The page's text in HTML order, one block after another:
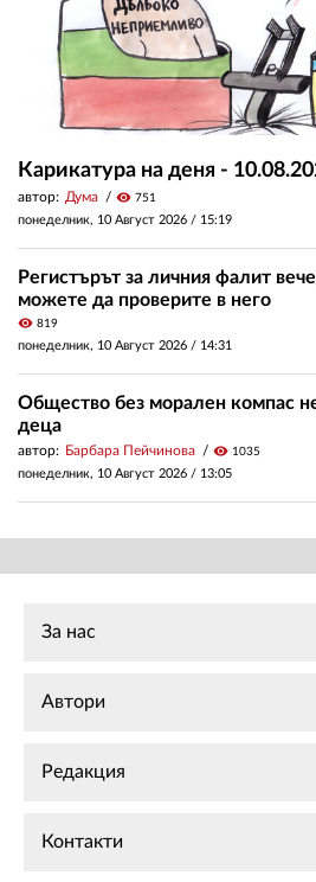
Карикатура на деня -
автор: Дума visibility 751
понеделник, 10 Август 2026 / 15:19
Регистърът за личния фалит
можете да проверите в него
visibility 819
понеделник, 10 Август 2026 / 14:31
Общество без морален компас
деца
автор: Барбара Пейчинова visibility 1035
понеделник, 10 Август 2026 / 13:05
За нас
Автори
Редакция
Контакти